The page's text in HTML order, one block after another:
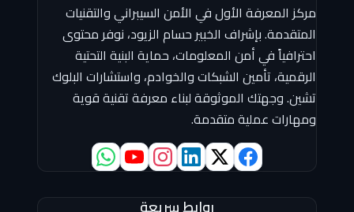
مركز المعرفة الأول في الأمن السيبراني والتقنيات
المتقدمة. بإشراف الخبير حسام الزيود، نوفر محتوى
احترافياً في أمن المعلومات، حماية البنية التحتية
الرقمية، تأمين الشبكات والخوادم، واستشارات البلوك
تشين. وجهتك الموثوقة لبناء معرفة تقنية قوية
ومهارات عملية متقدمة.